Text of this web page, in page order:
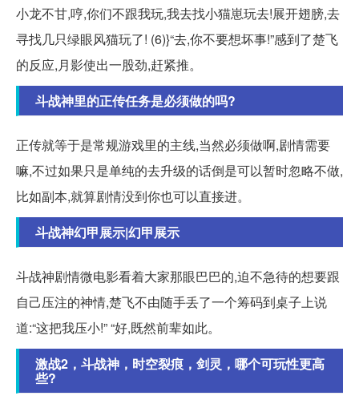
小龙不甘,哼,你们不跟我玩,我去找小猫崽玩去!展开翅膀,去
寻找几只绿眼风猫玩了! (6)}“去,你不要想坏事!”感到了楚飞
的反应,月影使出一股劲,赶紧推。
斗战神里的正传任务是必须做的吗?
正传就等于是常规游戏里的主线,当然必须做啊,剧情需要
嘛,不过如果只是单纯的去升级的话倒是可以暂时忽略不做,
比如副本,就算剧情没到你也可以直接进。
斗战神幻甲展示|幻甲展示
斗战神剧情微电影看着大家那眼巴巴的,迫不急待的想要跟
自己压注的神情,楚飞不由随手丢了一个筹码到桌子上说
道:“这把我压小!” “好,既然前辈如此。
激战2，斗战神，时空裂痕，剑灵，哪个可玩性更高
些?